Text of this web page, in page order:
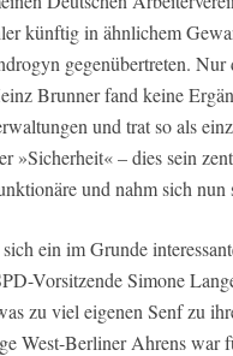
künftig in ähnlichem
gegenübertreten. Nur
Brunner fand keine
und trat so als
»Sicherheit« – dies sein
und nahm sich nun
ein im Grunde
Vorsitzende Simone
zu viel eigenen Senf zu
West-Berliner Ahrens